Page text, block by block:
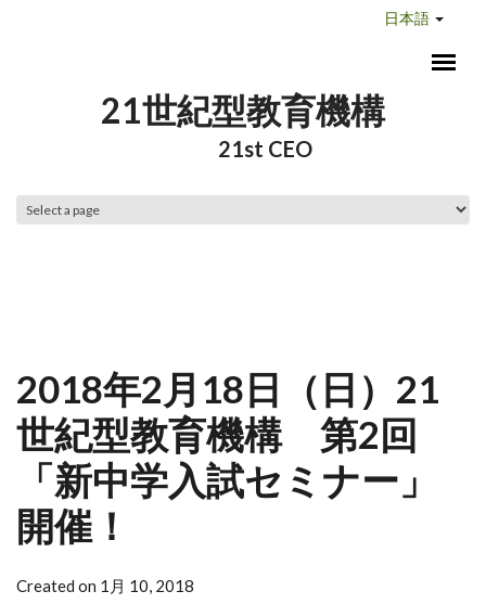
日本語
21世紀型教育機構
21st CEO
2018年2月18日（日）21
世紀型教育機構 第2回
「新中学入試セミナー」
開催！
Created on 1月 10, 2018